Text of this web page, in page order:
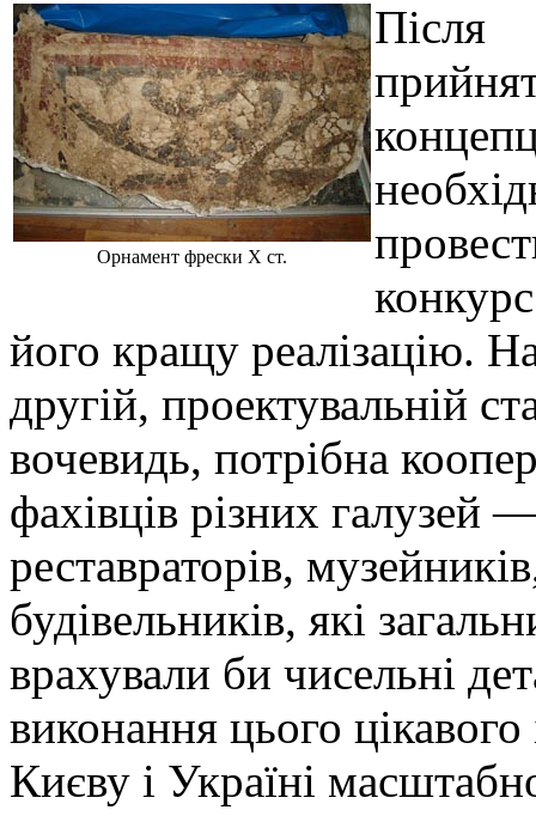
Орнамент фрески Х ст.
Після
його кращу реалізацію.
другій, проектувальній
вочевидь, потрібна
фахівців різних галузей
реставраторів,
будівельників, які
врахували би чисельні
виконання цього цікавого
Києву і Україні